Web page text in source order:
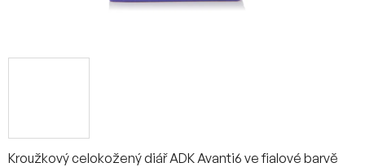
Kroužkový celokožený diář ADK Avanti6 ve fialové barvě